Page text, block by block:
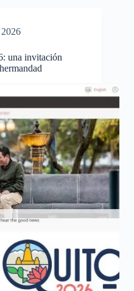
una invitación